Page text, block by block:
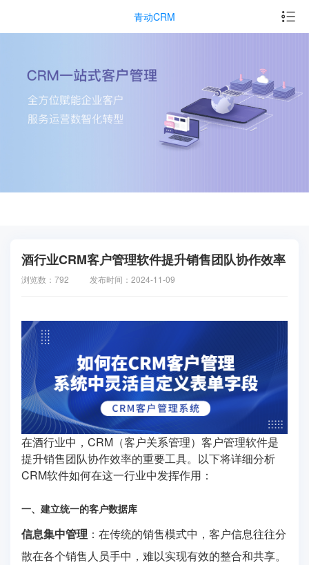
青动CRM
酒行业CRM客户管理软件提升销售团队协作效率
浏览数：792 发布时间：2024-11-09
在酒行业中，CRM（客户关系管理）客户管理软件是
提升销售团队协作效率的重要工具。以下将详细分析
CRM软件如何在这一行业中发挥作用：
一、建立统一的客户数据库
信息集中管理 ：在传统的销售模式中，客户信息往往分
散在各个销售人员手中，难以实现有效的整合和共享。